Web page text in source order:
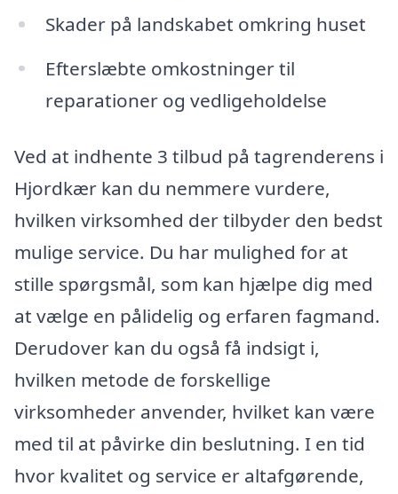
Skader på landskabet omkring huset
Efterslæbte omkostninger til
reparationer og vedligeholdelse
Ved at indhente 3 tilbud på tagrenderens i
Hjordkær kan du nemmere vurdere,
hvilken virksomhed der tilbyder den bedst
mulige service. Du har mulighed for at
stille spørgsmål, som kan hjælpe dig med
at vælge en pålidelig og erfaren fagmand.
Derudover kan du også få indsigt i,
hvilken metode de forskellige
virksomheder anvender, hvilket kan være
med til at påvirke din beslutning. I en tid
hvor kvalitet og service er altafgørende,